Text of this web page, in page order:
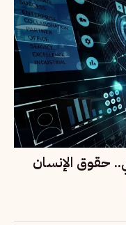
حقوق الإنسان